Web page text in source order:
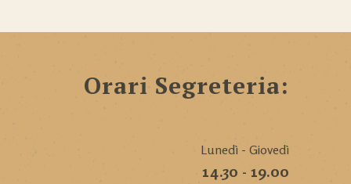
Orari Segreteria:
Lunedì - Giovedì
14.30 - 19.00